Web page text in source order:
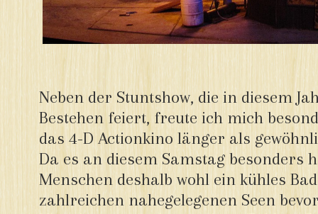
Neben der Stuntshow, die in diesem
Bestehen feiert, freute ich mich
das 4-D Actionkino länger als
Da es an diesem Samstag besonders
Menschen deshalb wohl ein kühles
zahlreichen nahegelegenen Seen